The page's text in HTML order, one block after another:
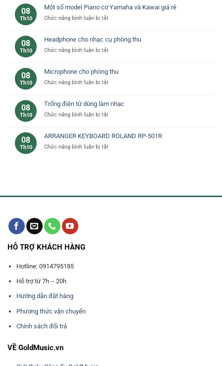
chọn
tưởng
bạn
bằng
WordPress
08
Th10
Một số model Piano cơ Yamaha và Kawai giá rẻ
Chức năng bình luận bị tắtở
model
Piano
Yamaha
Kawai
rẻ
08
Th10
Headphone cho nhạc cụ phòng thu
Chức năng bình luận bị tắtở
nhạc
cụ
thu
08
Th10
Microphone cho phòng thu
Chức năng bình luận bị tắtở
phòng
thu
08
Th10
Trống điện tử dùng làm nhạc
Chức năng bình luận bị tắtở
tử
dùng
08
Th10
ARRANGER KEYBOARD ROLAND RP-501R
Chức năng bình luận bị tắtở
HỖ TRỢ KHÁCH HÀNG
Hotline: 0914795185
Hỗ trợ từ 7h -- 20h
Hướng dẫn đặt hàng
Phương thức vận chuyển
Chính sách đổi trả
VỀ GoldMusic.vn